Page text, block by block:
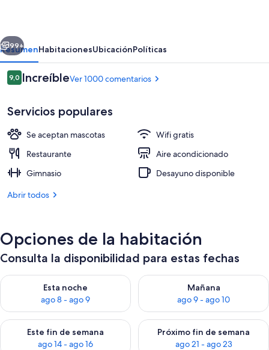
York
Terraza en la azotea
Siguiente
99+
ResumenHabitacionesUbicaciónPolíticas
Comentarios
9,09,0 de 10
IncreíbleVer 1000 comentarios
Servicios populares
Se aceptan mascotas
Wifi gratis
Restaurante
Aire acondicionado
Gimnasio
Desayuno disponible
Abrir todos
Opciones de la habitación
Consulta la disponibilidad para estas fechas
Esta noche
ago 8 - ago 9
Consulta la disponibilidad para esta noche, ago 8 - ago 9
Mañana
ago 9 - ago 10
Consulta la disponibilidad
Este fin de semana
ago 14 - ago 16
Consulta la disponibilidad para este fin de semana, ago 14 -
Próximo fin de semana
ago 21 - ago 23
Consulta la disponibilidad